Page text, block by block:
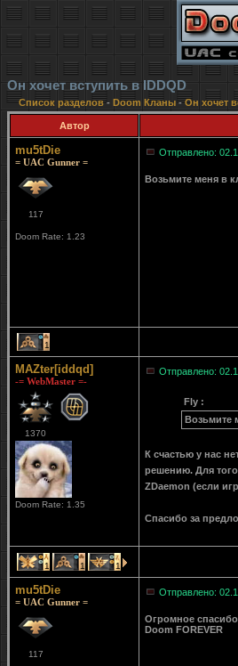
Он хочет вступить в IDDQD
Список разделов- Doom Кланы-Он хочет
Автор
mu5tDie
= UAC Gunner =
117
Doom Rate: 1.23
Отправлено:
Возьмите меня в
1
MAZter[iddqd]
-= WebMaster =-
1370
Doom Rate: 1.35
Отправлено:
Fly :
Возьмите
К счастью у нас
решению. Для
ZDaemon (если
Спасибо за
1 1 1
mu5tDie
= UAC Gunner =
117
Отправлено:
Огромное
Doom FOREVER